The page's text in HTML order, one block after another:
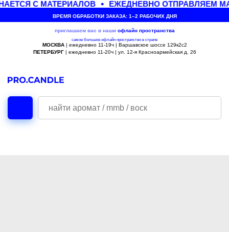
С МАТЕРИАЛОВ ЕЖЕДНЕВНО ОТПРАВЛЯЕМ
ВРЕМЯ ОБРАБОТКИ ЗАКАЗА: 1–2 РАБОЧИХ ДНЯ
приглашаем вас в наши офлайн пространства
самое большое офлайн пространство в стране
МОСКВА| ежедневно 11-19ч | Варшавское шоссе 129к2с2
ПЕТЕРБУРГ| ежедневно 11-20ч | ул. 12-я Красноармейская д. 26